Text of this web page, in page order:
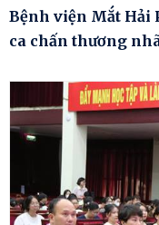
Bệnh viện Mắt Hải
ca chấn thương